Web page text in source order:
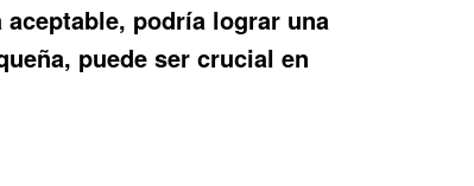
podría lograr una
puede ser crucial en